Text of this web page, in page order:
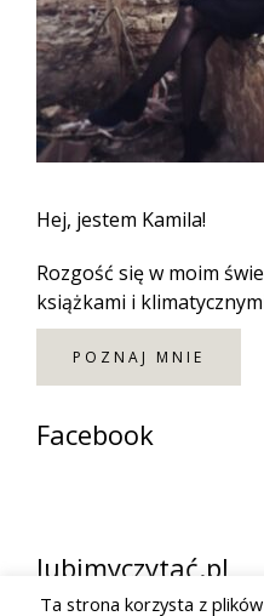
Hej, jestem Kamila!
Rozgość się w moim
książkami i
POZNAJ MNIE
Facebook
lubimyczytać.pl
Ta strona korzysta z